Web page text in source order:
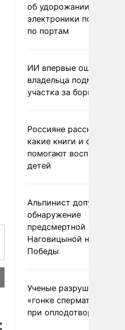
об удорожании
электроники после
по портам
ИИ впервые
владельца
участка за борщевик
Россияне рассказали,
какие книги и фильмы
помогают воспитывать
детей
Альпинист допустил
обнаружение
предсмертной записки
Наговицыной на пике
Победы
Ученые разрушили миф
«гонке
при оплодотворении